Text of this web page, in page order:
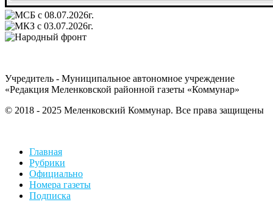
Учредитель - Муниципальное автономное учреждение
«Редакция Меленковской районной газеты «Коммунар»
© 2018 - 2025 Меленковский Коммунар. Все права защищены
Главная
Рубрики
Официально
Номера газеты
Подписка